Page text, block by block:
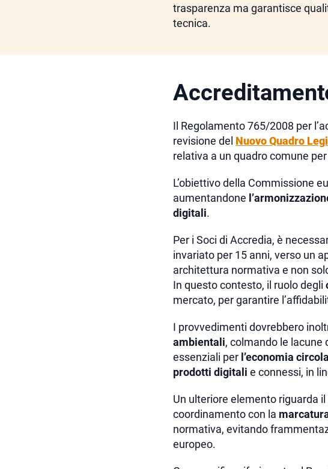
trasparenza ma garantisce
tecnica.
Il Regolamento 765/2008 per
revisione del Nuovo Quadro
relativa a un quadro comune
L’obiettivo della Commissione
aumentandone
digitali.
Per i Soci di Accredia, è
invariato per 15 anni, verso un
architettura normativa e non
In questo contesto, il ruolo degli
mercato, per garantire
I provvedimenti dovrebbero
ambientali, colmando le
essenziali per l’economia
prodotti digitali e connessi, in
Un ulteriore elemento riguarda il
coordinamento con la
normativa, evitando
europeo.